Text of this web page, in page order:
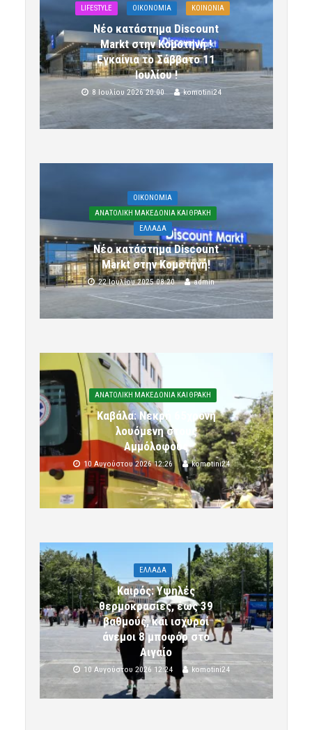
LIFESTYLE OIKONOMIA ΚΟΙΝΩΝΙΑ
Νέο κατάστημα Discount
Markt στην Κομοτηνή !
Εγκαίνια το Σάββατο 11
Ιουλίου !
8 Ιουλίου 2026 20:00 komotini24
OIKONOMIA
ΑΝΑΤΟΛΙΚΗ ΜΑΚΕΔΟΝΙΑ ΚΑΙ ΘΡΑΚΗ
ΕΛΛΑΔΑ
Νέο κατάστημα Discount
Markt στην Κομοτηνή!
22 Ιουλίου 2025 08:20 admin
ΑΝΑΤΟΛΙΚΗ ΜΑΚΕΔΟΝΙΑ ΚΑΙ ΘΡΑΚΗ
Καβάλα: Νεκρή 65χρονη
λουόμενη στους
Αμμόλοφους
10 Αυγούστου 2026 12:26 komotini24
ΕΛΛΑΔΑ
Καιρός: Υψηλές
θερμοκρασίες, έως 39
βαθμούς, και ισχυροί
άνεμοι 8 μποφόρ στο
Αιγαίο
10 Αυγούστου 2026 12:24 komotini24